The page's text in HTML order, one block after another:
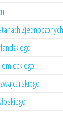
Zjednoczonych